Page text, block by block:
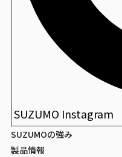
SUZUMO Instagram
SUZUMOの強み
製品情報